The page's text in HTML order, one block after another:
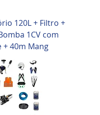
120L + Filtro +
1CV com
+ 40m Mang